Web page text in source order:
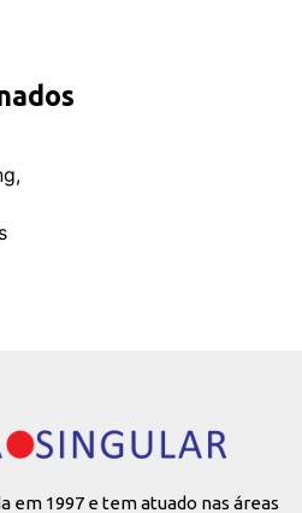
em 1997 e tem atuado nas áreas